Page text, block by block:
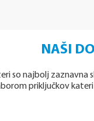
NAŠI
so najbolj
priključkov